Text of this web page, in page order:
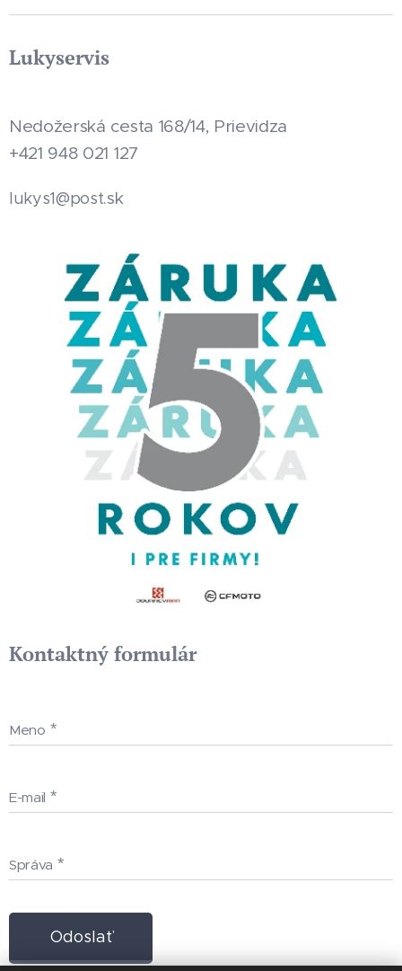
Lukyservis
Nedožerská cesta 168/14, Prievidza
+421 948 021 127
lukys1@post.sk
Kontaktný formulár
Meno
E-mail
Správa
Odoslať